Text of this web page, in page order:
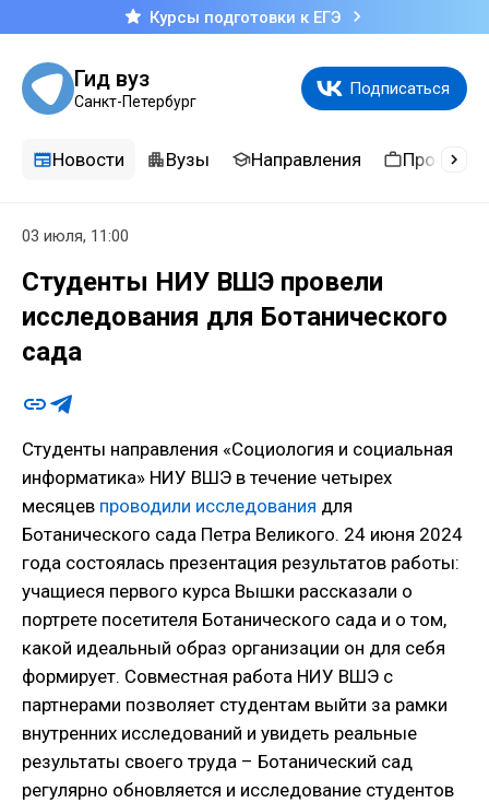
Курсы подготовки к ЕГЭ
Гид вуз
Санкт-Петербург
Подписаться
Новости Вузы Направления
03 июля, 11:00
Студенты НИУ ВШЭ провели
исследования для Ботанического
сада
Студенты направления «Социология и социальная
информатика» НИУ ВШЭ в течение четырех
месяцев проводили исследования для
Ботанического сада Петра Великого. 24 июня 2024
года состоялась презентация результатов работы:
учащиеся первого курса Вышки рассказали о
портрете посетителя Ботанического сада и о том,
какой идеальный образ организации он для себя
формирует. Совместная работа НИУ ВШЭ с
партнерами позволяет студентам выйти за рамки
внутренних исследований и увидеть реальные
результаты своего труда – Ботанический сад
регулярно обновляется и исследование студентов